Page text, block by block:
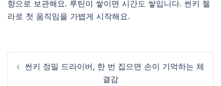
향으로 보관해요. 루틴이 쌓이면 시간도 쌓입니다. 썬키 첼
라로 첫 움직임을 가볍게 시작해요.
navigation
썬키 정밀 드라이버, 한 번 집으면 손이 기억하는 체
결감